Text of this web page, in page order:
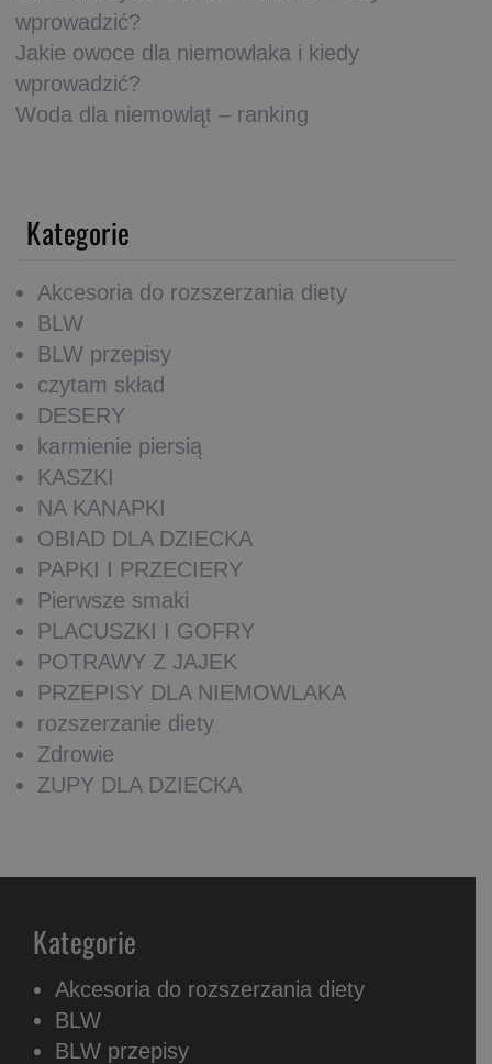
wprowadzić?
Jakie owoce dla niemowlaka i kiedy
wprowadzić?
Woda dla niemowląt – ranking
Kategorie
Akcesoria do rozszerzania diety
BLW
BLW przepisy
czytam skład
DESERY
karmienie piersią
KASZKI
NA KANAPKI
OBIAD DLA DZIECKA
PAPKI I PRZECIERY
Pierwsze smaki
PLACUSZKI I GOFRY
POTRAWY Z JAJEK
PRZEPISY DLA NIEMOWLAKA
rozszerzanie diety
Zdrowie
ZUPY DLA DZIECKA
Kategorie
Akcesoria do rozszerzania diety
BLW
BLW przepisy